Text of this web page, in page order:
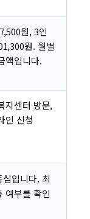
원, 3인
원. 월별
액입니다.
지센터 방문,
인 신청
입니다. 최
여부를 확인